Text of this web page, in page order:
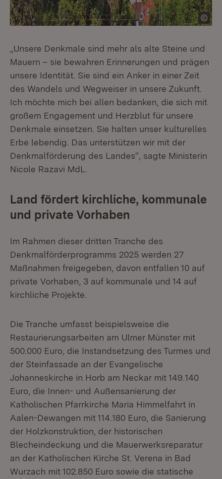
„Unsere Denkmale sind mehr als alte Steine und
Mauern – sie bewahren Erinnerungen und prägen
unsere Identität. Sie sind ein Anker in einer Zeit
des Wandels und Wegweiser in unsere Zukunft.
Ich möchte mich bei allen bedanken, die sich mit
großem Engagement und Herzblut für unsere
Denkmale einsetzen. Sie halten unser kulturelles
Erbe lebendig. Das unterstützen wir mit der
Denkmalförderung des Landes“, sagte Ministerin
Nicole Razavi MdL.
Land fördert kirchliche, kommunale
und private Vorhaben
Im Rahmen dieser dritten Tranche des
Denkmalförderprogramms 2025 werden 27
Maßnahmen freigegeben, davon entfallen 10 auf
private Vorhaben, 3 auf kommunale und 14 auf
kirchliche Projekte.
Die Tranche umfasst beispielsweise die
Restaurierungsarbeiten am Ulmer Münster mit
500.000 Euro, die Instandsetzung des Turmes und
der Steinfassade an der Evangelische
Johanneskirche in Horb am Neckar mit 149.140
Euro, die Innen- und Außensanierung der
Katholischen Pfarrkirche Maria Himmelfahrt in
Aalen-Dewangen mit 114.180 Euro, die Sanierung
der Holzkonstruktion, der historischen
Blecheindeckung und die Mauerwerksreparatur
an der Katholischen Kirche St. Verena in Bad
Wurzach mit 102.850 Euro sowie die statische